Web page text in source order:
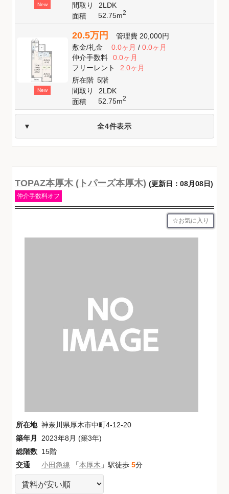
New
間取り
2LDK
面積
52.75m2
New
20.5万円 管理費 20,000円
敷金/礼金 0.0ヶ月/ 0.0ヶ月
仲介手数料
0.0ヶ月
フリーレント
2.0ヶ月
所在階 5階
間取り
2LDK
面積
52.75m2
全4件表示
TOPAZ本厚木 (トパーズ本厚木) (更新日：08月08日)
仲介手数料オフ
お気に入り
所在地 神奈川県厚木市中町4-12-20
築年月
2023年8月 (築3年)
総階数 15階
交通
小田急線 「本厚木 」駅徒歩 5分